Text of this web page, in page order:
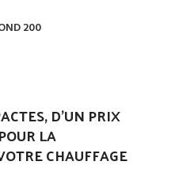
200
D’UN PRIX
LA
CHAUFFAGE